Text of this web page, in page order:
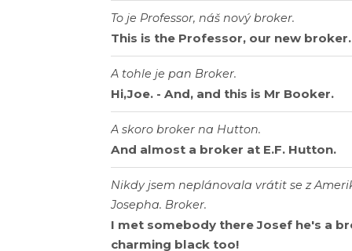
To je Professor, náš nový broker.
This is the Professor, our new broker.
A tohle je pan Broker.
Hi,Joe. - And, and this is Mr Booker.
A skoro broker na Hutton.
And almost a broker at E.F. Hutton.
Nikdy jsem neplánovala vrátit se z
Josepha. Broker.
I met somebody there Josef he's a
charming black too!